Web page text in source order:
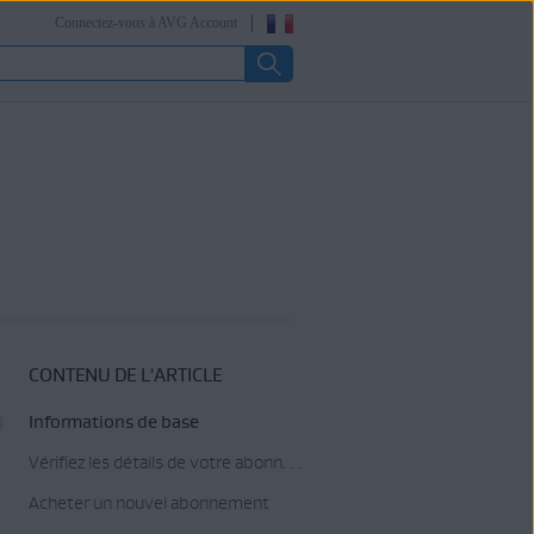
Connectez-vous à AVG Account
CONTENU DE L'ARTICLE
Informations de base
Vérifiez les détails de votre abonnement
Acheter un nouvel abonnement